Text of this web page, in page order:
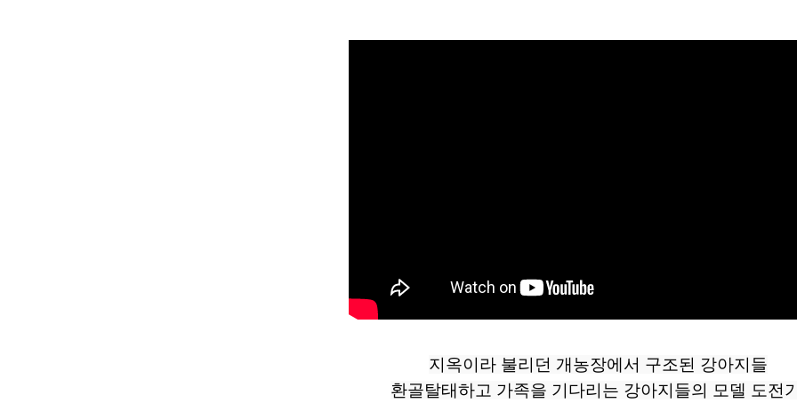
지옥이라 불리던 개농장에서 구조된 강아지들